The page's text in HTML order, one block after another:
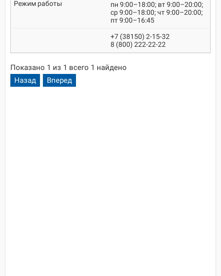
пн 9:00–18:00; вт 9:00–20:00;
ср 9:00–18:00; чт 9:00–20:00;
пт 9:00–16:45
+7 (38150) 2-15-32
8 (800) 222-22-22
Показано 1 из 1 всего 1 найдено
Назад
Вперед